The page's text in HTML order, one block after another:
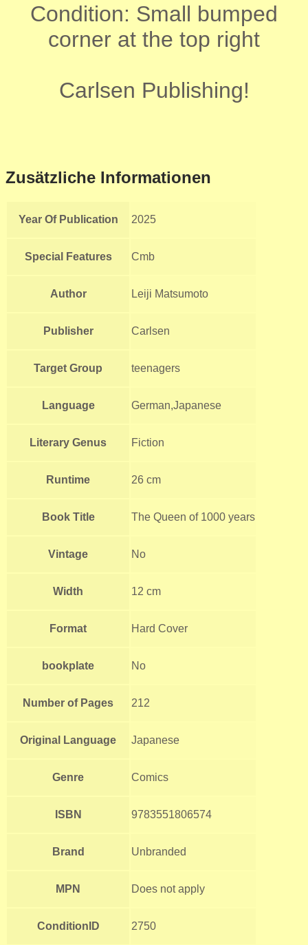
Condition: Small bumped
corner at the top right
Carlsen Publishing!
Zusätzliche Informationen
Year Of Publication 2025
Special Features Cmb
Author Leiji Matsumoto
Publisher Carlsen
Target Group teenagers
Language German,Japanese
Literary Genus Fiction
Runtime 26 cm
Book Title The Queen of 1000 years
Vintage No
Width 12 cm
Format Hard Cover
bookplate No
Number of Pages 212
Original Language Japanese
Genre Comics
ISBN 9783551806574
Brand Unbranded
MPN Does not apply
ConditionID 2750